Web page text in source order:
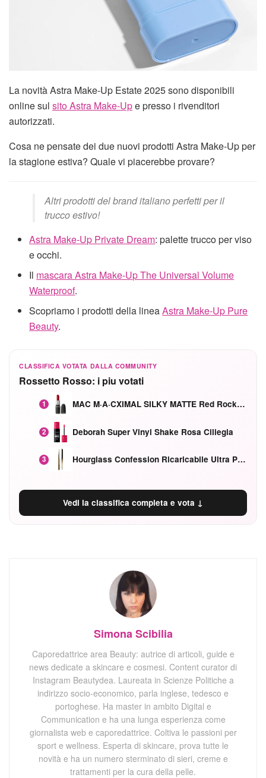
La novità Astra Make-Up Estate 2025 sono disponibili
online sul sito Astra Make-Upe presso i rivenditori
autorizzati.
Cosa ne pensate dei due nuovi prodotti Astra Make-Up per
la stagione estiva? Quale vi piacerebbe provare?
Altri prodotti del brand italiano perfetti per il
trucco estivo!
Astra Make-Up Private Dream: palette trucco per viso
e occhi.
Il mascara Astra Make-Up The Universal Volume
Waterproof.
Scopriamo i prodotti della lineaAstra Make-Up Pure
Beauty.
CLASSIFICA VOTATA DALLA COMMUNITY
Rossetto Rosso: i piu votati
1 MAC M·A·CXIMAL SILKY MATTE Red Rock mat
2 Deborah Super Vinyl Shake Rosa Ciliegia
3 Hourglass Confession Ricaricabile Ultra Preciso Ad Alta Intensità Secretly Classic Red
Vedi la classifica completa e vota ↓
Simona Scibilia
Caporedattrice area Beauty: autrice di articoli, guide e
news dedicate a skincare e cosmesi. Content curator di
Instagram Beautydea. Laureata in Scienze Politiche a
indirizzo socio-economico, parla inglese, tedesco e
portoghese. Ha master in ambito Digital e
Communication e ha una lunga esperienza come
giornalista web e caporedattrice. Coltiva le passioni per
sport e wellness. Esperta di skincare, prova tutte le
novità e ha un numero sterminato di sieri, creme e
trattamenti per la cura della pelle.